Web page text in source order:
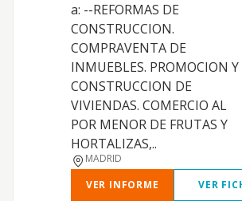
a: --REFORMAS DE
CONSTRUCCION.
COMPRAVENTA DE
INMUEBLES. PROMOCION Y
CONSTRUCCION DE
VIVIENDAS. COMERCIO AL
POR MENOR DE FRUTAS Y
HORTALIZAS,..
MADRID
VER INFORME
VER